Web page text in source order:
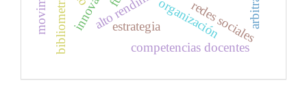
organización
competencias docentes
estrategia redes sociales
bibliometría